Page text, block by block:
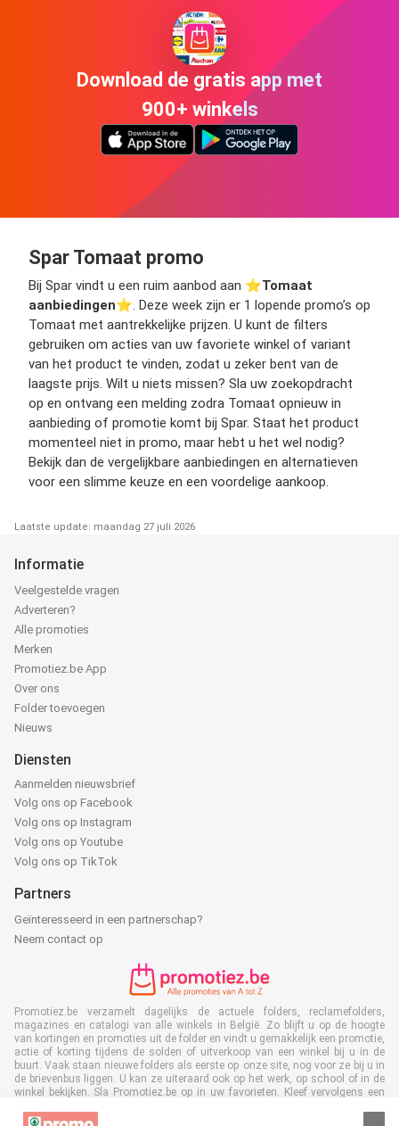
Download de gratis app met
900+ winkels
Spar Tomaat promo
Bij Spar vindt u een ruim aanbod aan ⭐️Tomaat
aanbiedingen⭐️. Deze week zijn er 1 lopende promo’s op
Tomaat met aantrekkelijke prijzen. U kunt de filters
gebruiken om acties van uw favoriete winkel of variant
van het product te vinden, zodat u zeker bent van de
laagste prijs. Wilt u niets missen? Sla uw zoekopdracht
op en ontvang een melding zodra Tomaat opnieuw in
aanbieding of promotie komt bij Spar. Staat het product
momenteel niet in promo, maar hebt u het wel nodig?
Bekijk dan de vergelijkbare aanbiedingen en alternatieven
voor een slimme keuze en een voordelige aankoop.
Laatste update: maandag 27 juli 2026
Informatie
Veelgestelde vragen
Adverteren?
Alle promoties
Merken
Promotiez.be App
Over ons
Folder toevoegen
Nieuws
Diensten
Aanmelden nieuwsbrief
Volg ons op Facebook
Volg ons op Instagram
Volg ons op Youtube
Volg ons op TikTok
Partners
Geïnteresseerd in een partnerschap?
Neem contact op
Promotiez.be verzamelt dagelijks de actuele folders, reclamefolders,
magazines en catalogi van alle winkels in België. Zo blijft u op de hoogte
van kortingen en promoties uit de folder en vindt u gemakkelijk een promotie,
actie of korting tijdens de solden of uitverkoop van een winkel bij u in de
buurt. Vaak staan nieuwe folders als eerste op onze site, nog voor ze bij u in
de brievenbus liggen. U kan ze uiteraard ook op het werk, op school of in de
winkel bekijken. Sla Promotiez.be op in uw favorieten. Kleef vervolgens een
levert u met het lezen van digitale reclamefolders ook een bijdrage aan het